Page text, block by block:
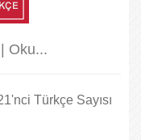
Oku...
Türkçe Sayısı